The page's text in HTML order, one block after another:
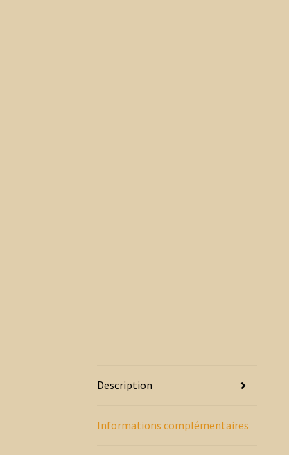
Description
Informations complémentaires